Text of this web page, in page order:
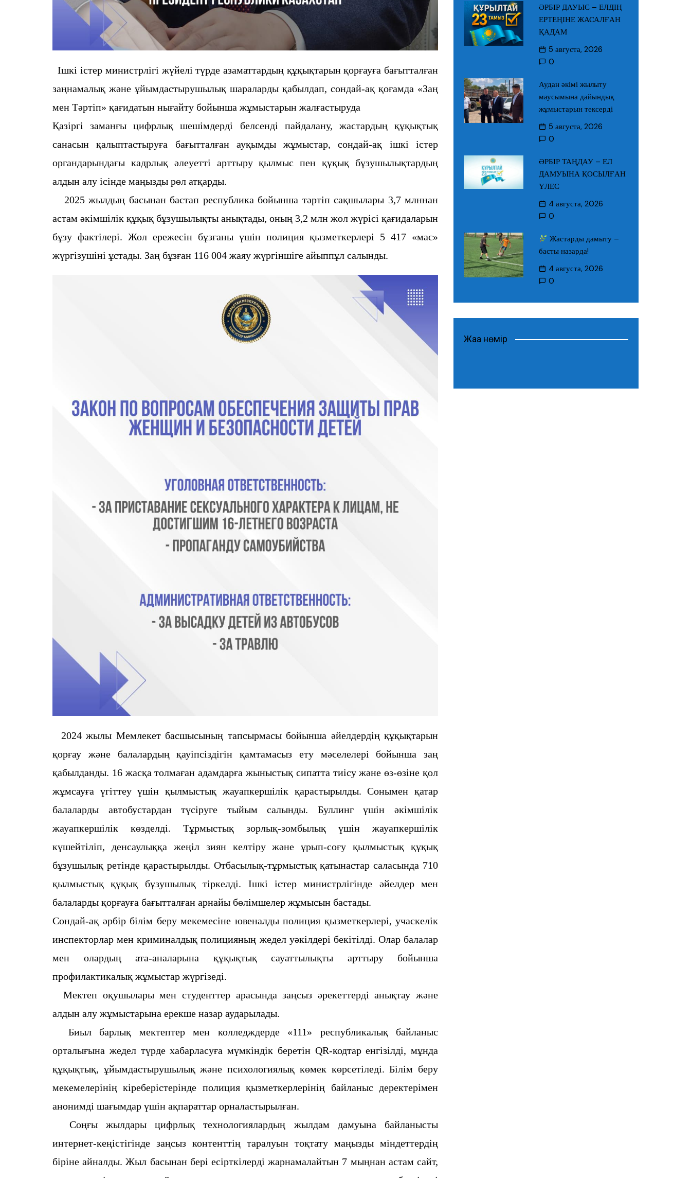
Ішкі істер министрлігі жүйелі түрде азаматтардың құқықтарын қорғауға бағытталған
заңнамалық және ұйымдастырушылық шараларды қабылдап, сондай-ақ қоғамда «Заң
мен Тәртіп» қағидатын нығайту бойынша жұмыстарын жалғастыруда
Қазіргі заманғы цифрлық шешімдерді белсенді пайдалану, жастардың құқықтық
санасын қалыптастыруға бағытталған ауқымды жұмыстар, сондай-ақ ішкі істер
органдарындағы кадрлық әлеуетті арттыру қылмыс пен құқық бұзушылықтардың
алдын алу ісінде маңызды рөл атқарды.
2025 жылдың басынан бастап республика бойынша тәртіп сақшылары 3,7 млннан
астам әкімшілік құқық бұзушылықты анықтады, оның 3,2 млн жол жүрісі қағидаларын
бұзу фактілері. Жол ережесін бұзғаны үшін полиция қызметкерлері 5 417 «мас»
жүргізушіні ұстады. Заң бұзған 116 004 жаяу жүргіншіге айыппұл салынды.
2024 жылы Мемлекет басшысының тапсырмасы бойынша әйелдердің құқықтарын
қорғау және балалардың қауіпсіздігін қамтамасыз ету мәселелері бойынша заң
қабылданды. 16 жасқа толмаған адамдарға жыныстық сипатта тиісу және өз-өзіне қол
жұмсауға үгіттеу үшін қылмыстық жауапкершілік қарастырылды. Сонымен қатар
балаларды автобустардан түсіруге тыйым салынды. Буллинг үшін әкімшілік
жауапкершілік көзделді. Тұрмыстық зорлық-зомбылық үшін жауапкершілік
күшейтіліп, денсаулыққа жеңіл зиян келтіру және ұрып-соғу қылмыстық құқық
бұзушылық ретінде қарастырылды. Отбасылық-тұрмыстық қатынастар саласында 710
қылмыстық құқық бұзушылық тіркелді. Ішкі істер министрлігінде әйелдер мен
балаларды қорғауға бағытталған арнайы бөлімшелер жұмысын бастады.
Сондай-ақ әрбір білім беру мекемесіне ювеналды полиция қызметкерлері, учаскелік
инспекторлар мен криминалдық полицияның жедел уәкілдері бекітілді. Олар балалар
мен олардың ата-аналарына құқықтық сауаттылықты арттыру бойынша
профилактикалық жұмыстар жүргізеді.
Мектеп оқушылары мен студенттер арасында заңсыз әрекеттерді анықтау және
алдын алу жұмыстарына ерекше назар аударылады.
Биыл барлық мектептер мен колледждерде «111» республикалық байланыс
орталығына жедел түрде хабарласуға мүмкіндік беретін QR-кодтар енгізілді, мұнда
құқықтық, ұйымдастырушылық және психологиялық көмек көрсетіледі. Білім беру
мекемелерінің кіреберістерінде полиция қызметкерлерінің байланыс деректерімен
анонимді шағымдар үшін ақпараттар орналастырылған.
Соңғы жылдары цифрлық технологиялардың жылдам дамуына байланысты
интернет-кеңістігінде заңсыз контенттің таралуын тоқтату маңызды міндеттердің
біріне айналды. Жыл басынан бері есірткілерді жарнамалайтын 7 мыңнан астам сайт,
ӘРБІР ДАУЫС – ЕЛДІҢ
ЕРТЕҢІНЕ ЖАСАЛҒАН
ҚАДАМ
5 августа, 2026
0
Аудан әкімі жылыту
маусымына дайындық
жұмыстарын тексерді
5 августа, 2026
0
ӘРБІР ТАҢДАУ – ЕЛ
ДАМУЫНА ҚОСЫЛҒАН
ҮЛЕС
4 августа, 2026
0
Жастарды дамыту –
басты назарда!
4 августа, 2026
0
Жаңа нөмір